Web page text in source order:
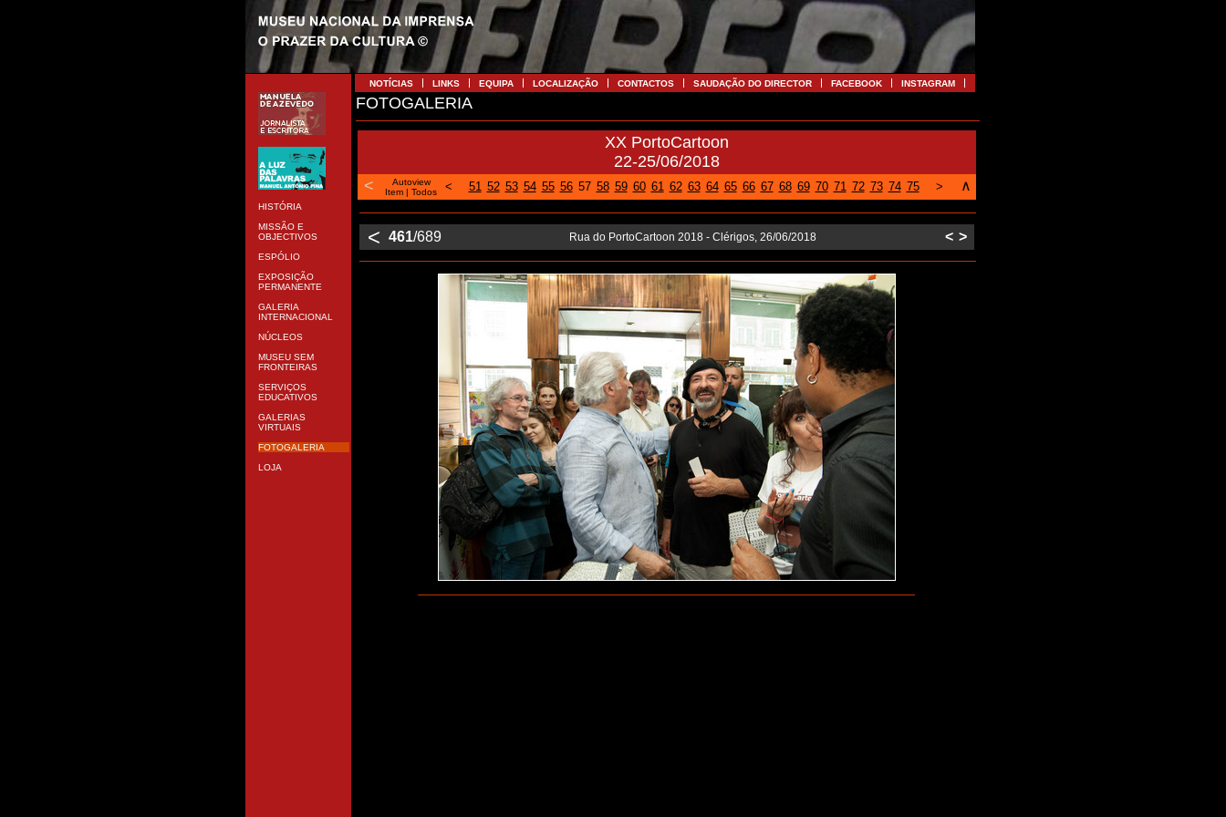
HISTÓRIA
MISSÃO E
OBJECTIVOS
ESPÓLIO
EXPOSIÇÃO
PERMANENTE
GALERIA
INTERNACIONAL
NÚCLEOS
MUSEU SEM
FRONTEIRAS
SERVIÇOS
EDUCATIVOS
GALERIAS
VIRTUAIS
FOTOGALERIA
LOJA
NOTÍCIAS LINKS EQUIPA LOCALIZAÇÃO CONTACTOS SAUDAÇÃO DO DIRECTOR FACEBOOK INSTAGRAM
FOTOGALERIA
XX PortoCartoon
22-25/06/2018
<
Autoview
Item | Todos < 51 52 53 54 55 56 57 58 59 60 61 62 63 64 65 66 67 68 69 70 71 72 73 74 75 > ∧
< 461/689 Rua do PortoCartoon 2018 - Clérigos, 26/06/2018 < >